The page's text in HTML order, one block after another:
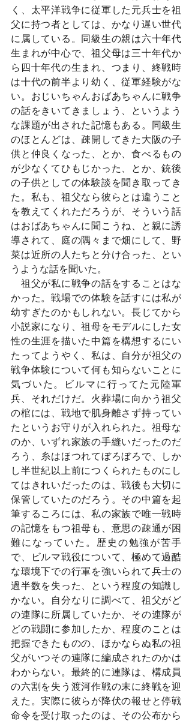
く、太平洋戦争に従軍した元兵士を祖
父に持つ者としては、かなり遅い世代
に属している。同級生の親は六十年代
生まれが中心で、祖父母は三十年代か
ら四十年代の生まれ、つまり、終戦時
は十代の前半より幼く、従軍経験がな
い。おじいちゃんおばあちゃんに戦争
の話をきいてきましょう、というよう
な課題が出された記憶もある。同級生
のほとんどは、疎開してきた大阪の子
供と仲良くなった、とか、食べるもの
が少なくてひもじかった、とか、銃後
の子供としての体験談を聞き取ってき
た。私も、祖父なら彼らとは違うこと
を教えてくれただろうが、そういう話
はおばあちゃんに聞こうね、と親に誘
導されて、庭の隅々まで畑にして、野
菜は近所の人たちと分け合った、とい
うような話を聞いた。
祖父が私に戦争の話をすることはな
かった。戦場での体験を話すには私が
幼すぎたのかもしれない。長じてから
小説家になり、祖母をモデルにした女
性の生涯を描いた中篇を構想するにい
たってようやく、私は、自分が祖父の
戦争体験について何も知らないことに
気づいた。ビルマに行ってた元陸軍
兵、それだけだ。火葬場に向かう祖父
の棺には、戦地で肌身離さず持ってい
たというお守りが入れられた。祖母な
のか、いずれ家族の手縫いだったのだ
ろう、糸はほつれてぼろぼろで、しか
し半世紀以上前につくられたものにし
てはきれいだったのは、戦後も大切に
保管していたのだろう。その中篇を起
筆するころには、私の家族で唯一戦時
の記憶をもつ祖母も、意思の疎通が困
難になっていた。歴史の勉強が苦手
で、ビルマ戦役について、極めて過酷
な環境下での行軍を強いられて兵士の
過半数を失った、という程度の知識し
かない。自分なりに調べて、祖父がど
の連隊に所属していたか、その連隊が
どの戦闘に参加したか、程度のことは
把握できたものの、ほかならぬ私の祖
父がいつその連隊に編成されたのかは
わからない。最終的に連隊は、構成員
の六割を失う渡河作戦の末に終戦を迎
えた。実際に彼らが降伏の報せと停戦
命令を受け取ったのは、その公布から